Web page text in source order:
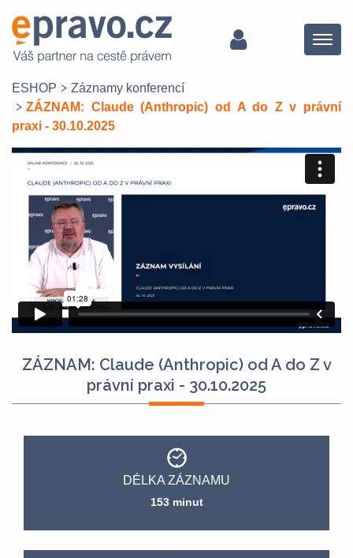
Menu
ESHOP
Záznamy konferencí
ZÁZNAM: Claude (Anthropic) od A do Z v právní
praxi - 30.10.2025
ZÁZNAM: Claude (Anthropic) od A do Z v
právní praxi - 30.10.2025
DÉLKA ZÁZNAMU
153 minut